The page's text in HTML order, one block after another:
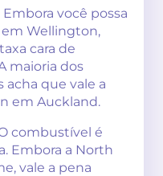
Embora você possa
Wellington,
cara de
maioria dos
acha que vale a
em Auckland.
combustível é
Embora a North
vale a pena